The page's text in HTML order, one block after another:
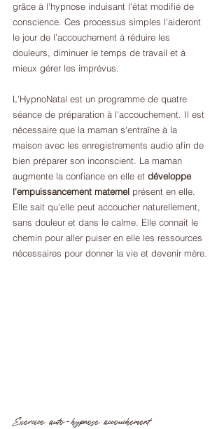
grâce à l'hypnose induisant l'état modifié de
conscience. Ces processus simples l'aideront
le jour de l’accouchement à réduire les
douleurs, diminuer le temps de travail et à
mieux gérer les imprévus.
L'HypnoNatal est un programme de quatre
séance de préparation à l'accouchement. Il est
nécessaire que la maman s'entraîne à la
maison avec les enregistrements audio afin de
bien préparer son inconscient. La maman
augmente la confiance en elle et développe
l'empuissancement maternel présent en elle.
Elle sait qu'elle peut accoucher naturellement,
sans douleur et dans le calme. Elle connait le
chemin pour aller puiser en elle les ressources
nécessaires pour donner la vie et devenir mère.
Exercice auto-hypnose accouchement